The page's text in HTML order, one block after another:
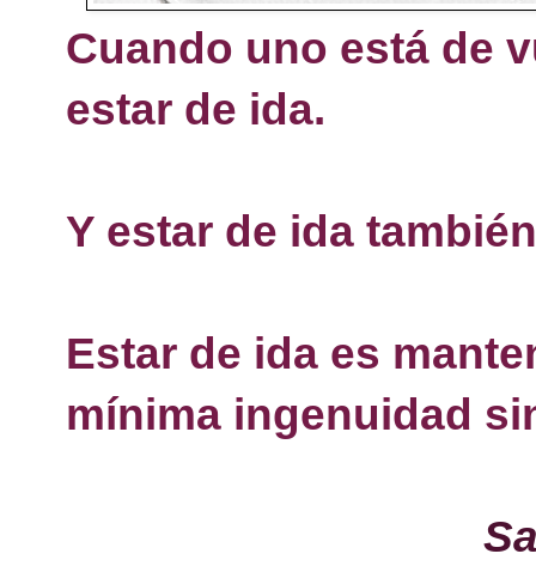
Cuando uno está de
estar de ida.
Y estar de ida
Estar de ida es
mínima ingenuidad